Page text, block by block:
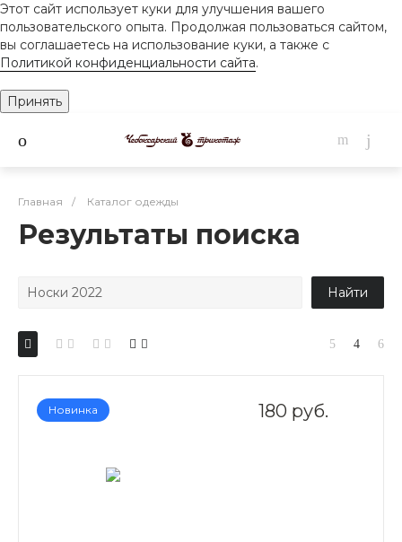
Этот сайт использует куки для улучшения вашего
пользовательского опыта. Продолжая пользоваться сайтом,
вы соглашаетесь на использование куки, а также с
Политикой конфиденциальности сайта.
Принять
Главная / Каталог одежды
Результаты поиска
Найти
Новинка 180 руб.